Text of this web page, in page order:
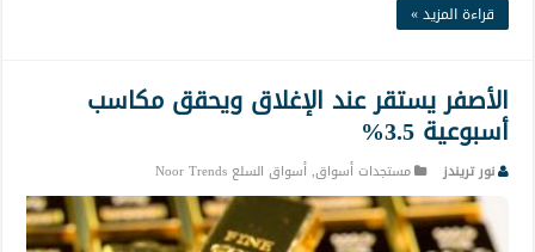
قراءة المزيد »
الأصفر يستقر عند الإغلاق ويحقق مكاسب
أسبوعية 3.5%
نور تريندز مستجدات أسواق,أسواق السلع Noor Trends